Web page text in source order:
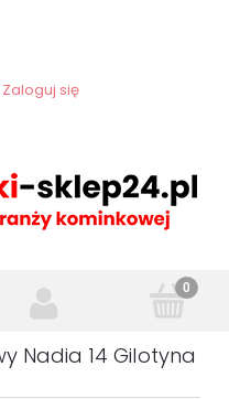
Zaloguj się
Nadia 14 Gilotyna